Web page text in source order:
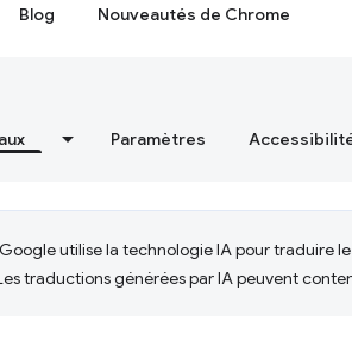
Blog Nouveautés de Chrome
Paramètres
Google utilise la technologie IA pour traduire
traductions générées par IA peuvent